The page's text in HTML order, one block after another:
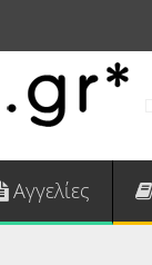
Αγγελίες